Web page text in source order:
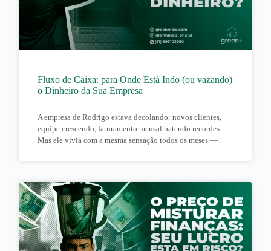
Fluxo de Caixa: para Onde Está Indo (ou vazando)
o Dinheiro da Sua Empresa
A empresa de Rodrigo estava decolando: novos clientes,
equipe crescendo, faturamento mensal batendo recordes.
Mas ele vivia com a mesma sensação todos os meses —